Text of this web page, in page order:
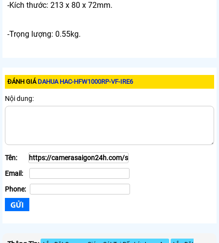
-Kích thước: 213 x 80 x 72mm.
-Trọng lượng: 0.55kg.
ĐÁNH GIÁ DAHUA HAC-HFW1000RP-VF-IRE6
Nội dung:
Tên:
Email:
Phone: